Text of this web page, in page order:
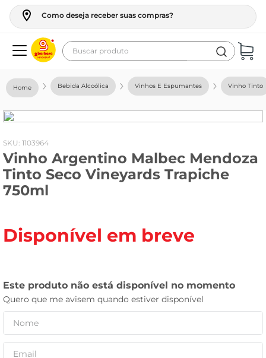
Como deseja receber suas compras?
Buscar produto
Bebida Alcoólica Vinhos E Espumantes Vinho Tinto
: 1103964
Vinho Argentino Malbec Mendoza
Tinto Seco Vineyards Trapiche
750ml
Disponível em breve
geladeira
fogao
café
cerveja
vinho
tv